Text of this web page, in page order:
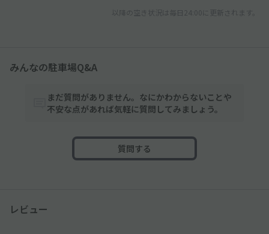
以降の空き状況は毎日24:00に更新されます。
みんなの駐車場Q&A
まだ質問がありません。なにかわからないことや
不安な点があれば気軽に質問してみましょう。
質問する
レビュー